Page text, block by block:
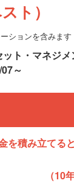
ト）
ションを含みます
ト・マネジメ
～
を積み立てる
（10